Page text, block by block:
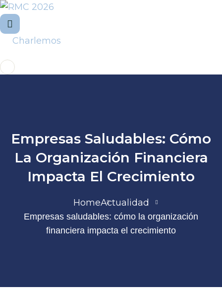
Charlemos
Empresas Saludables: Cómo
La Organización Financiera
Impacta El Crecimiento
HomeActualidad
Empresas saludables: cómo la organización
financiera impacta el crecimiento